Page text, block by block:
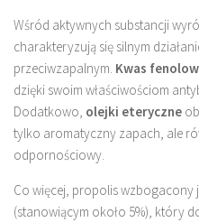
Wśród aktywnych substancji
charakteryzują się silnym
przeciwzapalnym. Kwas
dzięki swoim właściwościom
Dodatkowo, olejki eteryczne
tylko aromatyczny zapach, ale
odpornościowy.
Co więcej, propolis wzbogacony
(stanowiącym około 5%), który